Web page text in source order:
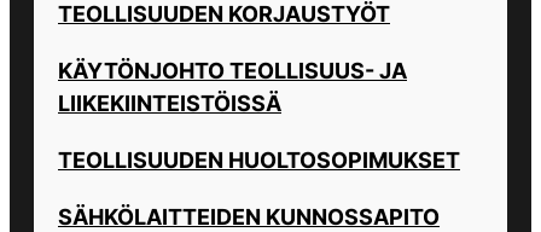
TEOLLISUUDEN KORJAUSTYÖT
KÄYTÖNJOHTO TEOLLISUUS- JA
LIIKEKIINTEISTÖISSÄ
TEOLLISUUDEN HUOLTOSOPIMUKSET
SÄHKÖLAITTEIDEN KUNNOSSAPITO